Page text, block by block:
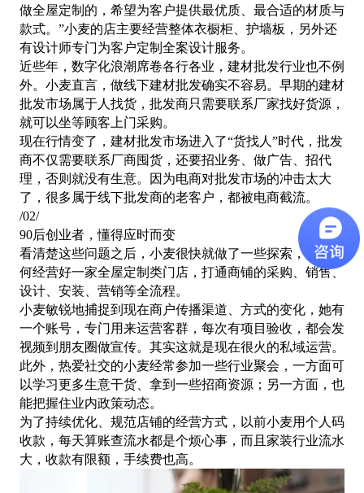
做全屋定制的，希望为客户提供最优质、最合适的材质与
款式。”小麦的店主要经营整体衣橱柜、护墙板，另外还
有设计师专门为客户定制全案设计服务。
近些年，数字化浪潮席卷各行各业，建材批发行业也不例
外。小麦直言，做线下建材批发确实不容易。早期的建材
批发市场属于人找货，批发商只需要联系厂家找好货源，
就可以坐等顾客上门采购。
现在行情变了，建材批发市场进入了“货找人”时代，批发
商不仅需要联系厂商囤货，还要招业务、做广告、招代
理，否则就没有生意。因为电商对批发市场的冲击太大
了，很多属于线下批发商的老客户，都被电商截流。
/02/
90后创业者，懂得应时而变
看清楚这些问题之后，小麦很快就做了一些探索，关于如
何经营好一家全屋定制类门店，打通商铺的采购、销售、
设计、安装、营销等全流程。
小麦敏锐地捕捉到现在商户传播渠道、方式的变化，她有
一个账号，专门用来运营客群，每次有项目验收，都会发
视频到朋友圈做宣传。其实这就是现在很火的私域运营。
此外，热爱社交的小麦经常参加一些行业聚会，一方面可
以学习更多生意干货、拿到一些招商资源；另一方面，也
能把握住业内政策动态。
为了持续优化、规范店铺的经营方式，以前小麦用个人码
收款，每天算账查流水都是个烦心事，而且家装行业流水
大，收款有限额，手续费也高。